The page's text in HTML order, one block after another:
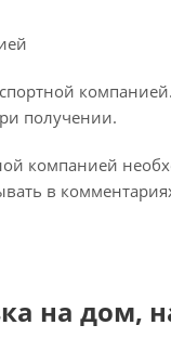
получении.
компанией
в
на дом,